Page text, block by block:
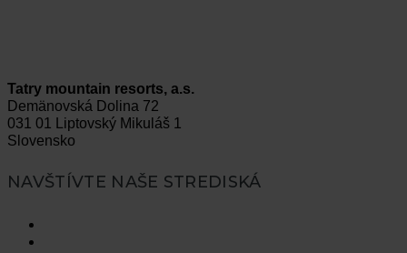
Tatry mountain resorts, a.s.
Demänovská Dolina 72
031 01 Liptovský Mikuláš 1
Slovensko
NAVŠTÍVTE NAŠE STREDISKÁ